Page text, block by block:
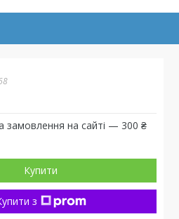
замовлення на сайті — 300 ₴
Купити
з